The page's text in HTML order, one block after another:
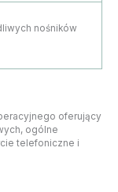
nośników
oferujący
ogólne
telefoniczne i